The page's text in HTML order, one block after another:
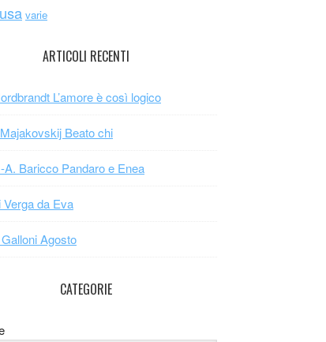
usa varie
ARTICOLI RECENTI
L’amore è così logico
Beato chi
A. Baricco Pandaro e Enea
da Eva
Agosto
CATEGORIE